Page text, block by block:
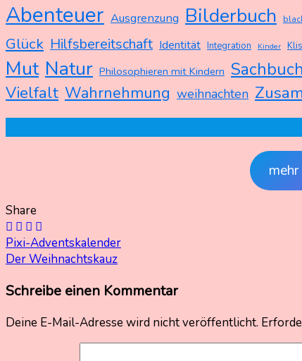
Abenteuer Ausgrenzung Bilderbuch
Glück Hilfsbereitschaft Identität Integration Kinder
Mut Natur Philosophieren mit Kindern Sachbuch
Vielfalt Wahrnehmung weihnachten
Share
Beitragsnavigation
Pixi-Adventskalender
Der Weihnachtskauz
Schreibe einen Kommentar
Deine E-Mail-Adresse wird nicht veröffentlicht.